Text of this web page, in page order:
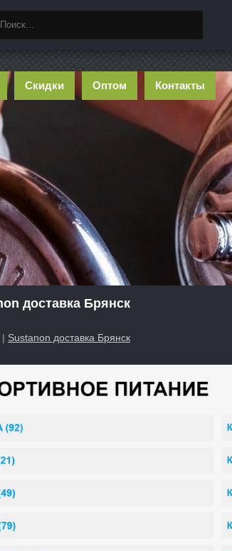
Скидки Оптом Контакты
доставка Брянск
| Sustanon доставка Брянск